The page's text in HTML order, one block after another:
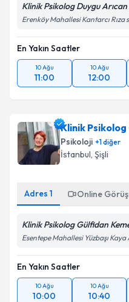
Klinik Psikolog Duygu Arıcan
Erenköy Mahallesi Kantarcı Rıza
En Yakın Saatler
10 Ağu
11:00
10 Ağu
12:00
Klinik
Psikoloji +1diğer
İstanbul, Şişli
Adres 1 Online
Klinik Psikolog Gülfidan
Esentepe Mahallesi Yüzbaşı
En Yakın Saatler
10 Ağu
10:00
10 Ağu
10:40